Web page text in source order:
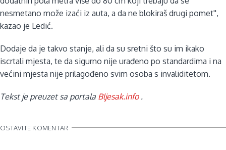
nesmetano može izaći iz auta, a da ne blokiraš drugi pomet'',
kazao je Ledić.
Dodaje da je takvo stanje, ali da su sretni što su im ikako
iscrtali mjesta, te da sigurno nije urađeno po standardima i na
većini mjesta nije prilagođeno svim osoba s invaliditetom.
Tekst je preuzet sa portala Bljesak.info.
OSTAVITE KOMENTAR